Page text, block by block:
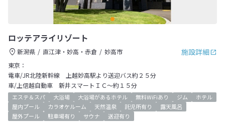
ロッテアライリゾート
施設詳細
新潟県 直江津・妙高・赤倉
妙高市
東京：
電車/JR北陸新幹線 上越妙高駅より送迎バス約２５分
車/上信越自動車 新井スマートＩＣ～約１５分
エステ＆スパ 大浴場 大浴場があるホテル 無料WiFiあり ジム
ホテル
屋内プール
カラオケルーム 天然温泉 託児所有り
露天風呂
屋外プール
駐車場有り サウナ 送迎有り